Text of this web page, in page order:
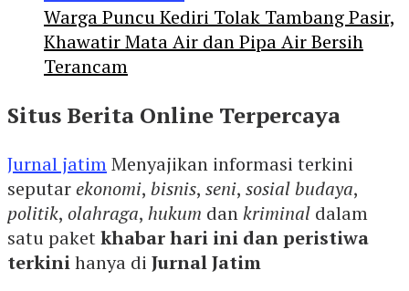
Warga Puncu Kediri Tolak Tambang Pasir,
Khawatir Mata Air dan Pipa Air Bersih
Terancam
Situs Berita Online Terpercaya
Jurnal jatimMenyajikan informasi terkini
seputarekonomi, bisnis, seni, sosial budaya,
politik, olahraga, hukum dankriminal dalam
satu paketkhabar hari ini dan peristiwa
terkinihanya di Jurnal Jatim